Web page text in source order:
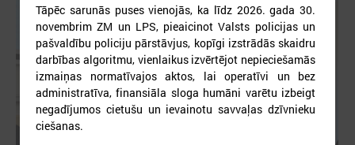
Tāpēc sarunās puses vienojās, ka līdz 2026. gada 30.
novembrim ZM un LPS, pieaicinot Valsts policijas un
pašvaldību policiju pārstāvjus, kopīgi izstrādās skaidru
darbības algoritmu, vienlaikus izvērtējot nepieciešamās
izmaiņas normatīvajos aktos, lai operatīvi un bez
administratīva, finansiāla sloga humāni varētu izbeigt
negadījumos cietušu un ievainotu savvaļas dzīvnieku
ciešanas.